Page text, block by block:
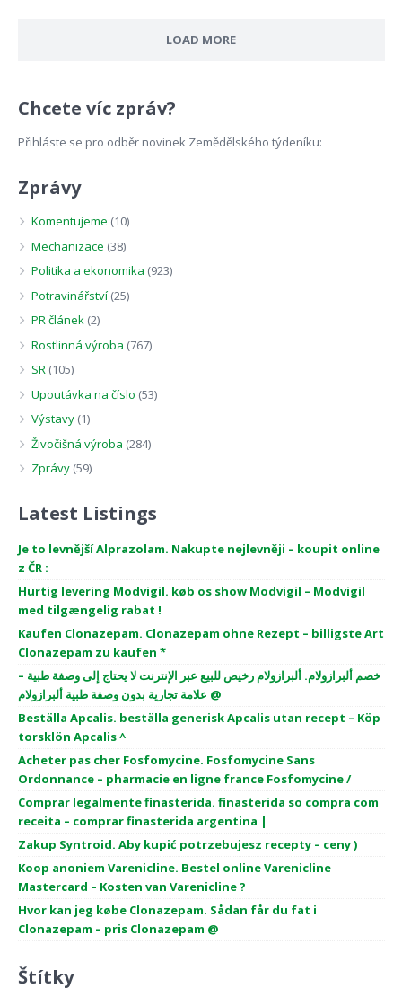
LOAD MORE
Chcete víc zpráv?
Přihláste se pro odběr novinek Zemědělského týdeníku:
Zprávy
Komentujeme (10)
Mechanizace (38)
Politika a ekonomika (923)
Potravinářství (25)
PR článek (2)
Rostlinná výroba (767)
SR (105)
Upoutávka na číslo (53)
Výstavy (1)
Živočišná výroba (284)
Zprávy (59)
Latest Listings
Je to levnější Alprazolam. Nakupte nejlevněji – koupit online
z ČR :
Hurtig levering Modvigil. køb os show Modvigil – Modvigil
med tilgængelig rabat !
Kaufen Clonazepam. Clonazepam ohne Rezept – billigste Art
Clonazepam zu kaufen *
خصم ألبرازولام. ألبرازولام رخيص للبيع عبر الإنترنت لا يحتاج إلى وصفة طبية –
علامة تجارية بدون وصفة طبية ألبرازولام @
Beställa Apcalis. beställa generisk Apcalis utan recept – Köp
torsklön Apcalis ^
Acheter pas cher Fosfomycine. Fosfomycine Sans
Ordonnance – pharmacie en ligne france Fosfomycine /
Comprar legalmente finasterida. finasterida so compra com
receita – comprar finasterida argentina |
Zakup Syntroid. Aby kupić potrzebujesz recepty – ceny )
Koop anoniem Varenicline. Bestel online Varenicline
Mastercard – Kosten van Varenicline ?
Hvor kan jeg købe Clonazepam. Sådan får du fat i
Clonazepam – pris Clonazepam @
Štítky